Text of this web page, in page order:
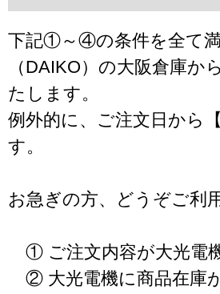
下記①～④の条件を全て
（DAIKO）の大阪倉庫
たします。
例外的に、ご注文日から
す。
お急ぎの方、どうぞご利
① ご注文内容が大光電
② 大光電機に商品在庫